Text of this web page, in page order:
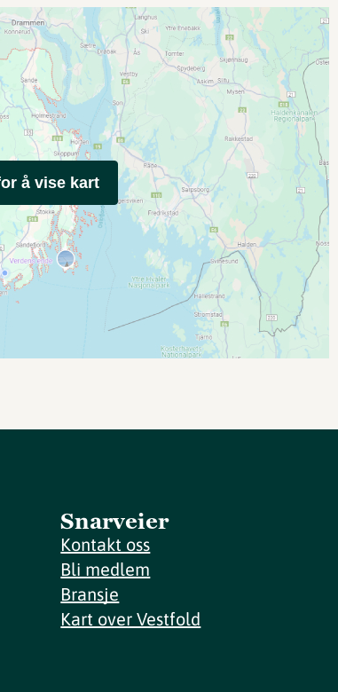
å vise kart
Snarveier
Kontakt oss
Bli medlem
Bransje
Kart over Vestfold